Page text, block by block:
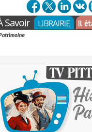
Savoir LIBRAIRIE Il